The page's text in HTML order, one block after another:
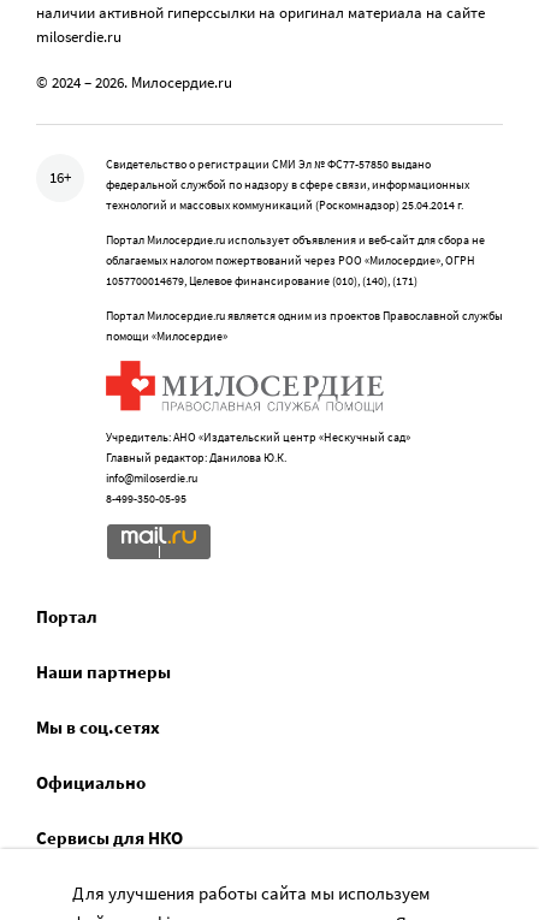
наличии активной гиперссылки на оригинал материала на сайте
miloserdie.ru
© 2024 – 2026. Милосердие.ru
16+
Свидетельство о регистрации СМИ Эл № ФС77-57850 выдано
федеральной службой по надзору в сфере связи, информационных
технологий и массовых коммуникаций (Роскомнадзор) 25.04.2014 г.
Портал Милосердие.ru использует объявления и веб-сайт для сбора не
облагаемых налогом пожертвований через РОО «Милосердие», ОГРН
1057700014679, Целевое финансирование (010), (140), (171)
Портал Милосердие.ru является одним из проектов Православной службы
помощи «Милосердие»
Учредитель: АНО «Издательский центр «Нескучный сад»
Главный редактор: Данилова Ю.К.
info@miloserdie.ru
8-499-350-05-95
Портал
Наши партнеры
Мы в соц.сетях
Официально
Сервисы для НКО
Спецпроекты
Для улучшения работы сайта мы используем